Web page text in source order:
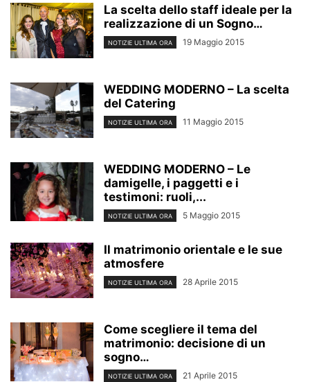
La scelta dello staff ideale per la
realizzazione di un Sogno…
NOTIZIE ULTIMA ORA 19 Maggio 2015
WEDDING MODERNO – La scelta
del Catering
NOTIZIE ULTIMA ORA 11 Maggio 2015
WEDDING MODERNO – Le
damigelle, i paggetti e i
testimoni: ruoli,...
NOTIZIE ULTIMA ORA 5 Maggio 2015
Il matrimonio orientale e le sue
atmosfere
NOTIZIE ULTIMA ORA 28 Aprile 2015
Come scegliere il tema del
matrimonio: decisione di un
sogno…
NOTIZIE ULTIMA ORA 21 Aprile 2015